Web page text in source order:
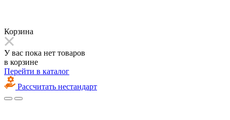
Корзина
У вас пока нет товаров
в корзине
Перейти в каталог
Рассчитать нестандарт